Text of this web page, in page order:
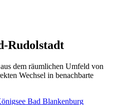
Rudolstadt
dem räumlichen Umfeld von
Wechsel in benachbarte
Bad Blankenburg